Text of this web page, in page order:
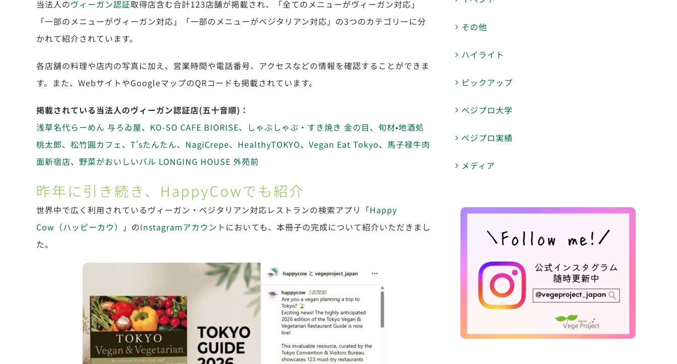
当法人のヴィーガン認証取得店含む合計123店舗が掲載され、「全てのメニューがヴィーガン対応」
「一部のメニューがヴィーガン対応」「一部のメニューがベジタリアン対応」の3つのカテゴリーに分
かれて紹介されています。
各店舗の料理や店内の写真に加え、営業時間や電話番号、アクセスなどの情報を確認することができま
す。また、WebサイトやGoogleマップのQRコードも掲載されています。
掲載されている当法人のヴィーガン認証店(五十音順)：
浅草名代らーめん 与ろゐ屋、 KO-SO CAFE BIORISE、 しゃぶしゃぶ・すき焼き 金の目、 旬材•地酒処
桃太郎、 松竹圓カフェ、 T’sたんたん、 NagiCrepe、 HealthyTOKYO、 Vegan Eat Tokyo、 馬子禄牛肉
面新宿店、 野菜がおいしいバル LONGING HOUSE 外苑前
昨年に引き続き、HappyCowでも紹介
世界中で広く利用されているヴィーガン・ベジタリアン対応レストランの検索アプリ「Happy
Cow（ハッピーカウ）
」のInstagramアカウント においても、本冊子の完成について紹介いただきまし
た。
その他
ハイライト
ピックアップ
ベジプロ大学
ベジプロ実績
メディア